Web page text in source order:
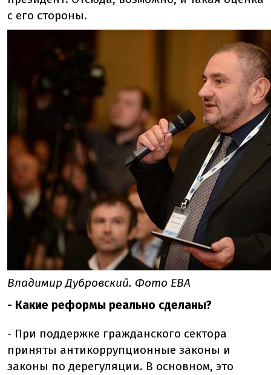
с его стороны.
Владимир Дубровский. Фото ЕВА
- Какие реформы реально сделаны?
- При поддержке гражданского сектора
приняты антикоррупционные законы и
законы по дерегуляции. В основном, это